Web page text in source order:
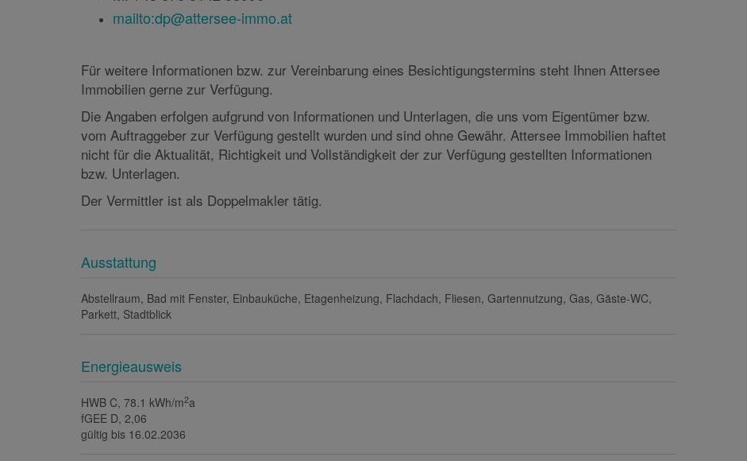
Dominik PAIL, MA
Für weitere Informationen bzw. zur Vereinbarung eines Besichtigungstermins steht Ihnen Attersee
Immobilien gerne zur Verfügung.
Die Angaben erfolgen aufgrund von Informationen und Unterlagen, die uns vom Eigentümer bzw.
vom Auftraggeber zur Verfügung gestellt wurden und sind ohne Gewähr. Attersee Immobilien haftet
nicht für die Aktualität, Richtigkeit und Vollständigkeit der zur Verfügung gestellten Informationen
Ausstattung
Energieausweis
HWB C, 78.1 kWh/m2